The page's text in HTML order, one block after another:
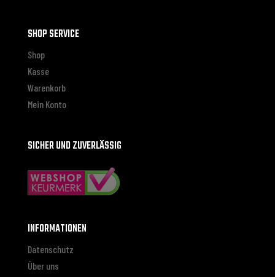
SHOP SERVICE
Shop
Kasse
Warenkorb
Mein Konto
SICHER UND ZUVERLÄSSIG
INFORMATIONEN
Datenschutz
Über uns